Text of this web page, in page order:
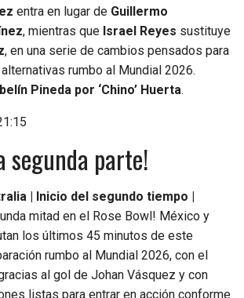
entra en lugar de Guillermo
, mientras que Israel Reyes sustituye
, en una serie de cambios pensados para
rumbo al Mundial 2026.
Pineda por ‘Chino’ Huerta.
segunda parte!
| Inicio del segundo tiempo |
mitad en el Rose Bowl! México y
los últimos 45 minutos de este
rumbo al Mundial 2026, con el
al gol de Johan Vásquez y con
listas para entrar en acción conforme